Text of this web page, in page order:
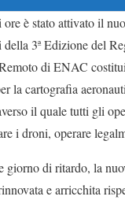
ore è stato attivato il
3ª Edizione del
di ENAC
la cartografia
il quale tutti gli
i droni, operare
giorno di ritardo, la
e arricchita